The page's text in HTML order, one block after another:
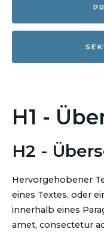
H1 -
H2 -
Hervorgehobener
eines Textes, oder
innerhalb eines
amet, consectetur